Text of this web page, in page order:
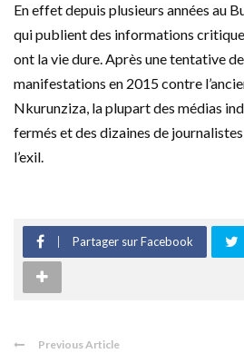
En effet depuis plusieurs années au
qui publient des informations
ont la vie dure. Après une tentative
manifestations en 2015 contre
Nkurunziza, la plupart des médias
fermés et des dizaines de
l’exil.
Partager sur Facebook
Previous Article